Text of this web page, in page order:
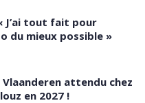
J’ai tout fait pour
du mieux possible »
attendu chez
en 2027 !